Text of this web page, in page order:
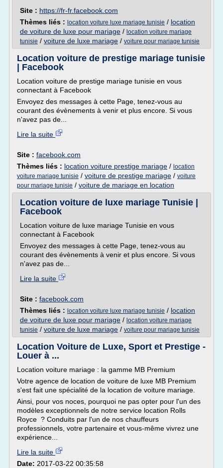
Site : https://fr-fr.facebook.com
Thèmes liés : location voiture luxe mariage tunisie / location
de voiture de luxe pour mariage / location voiture mariage
tunisie / voiture de luxe mariage / voiture pour mariage tunisie
Location voiture de prestige mariage tunisie
| Facebook
Location voiture de prestige mariage tunisie en vous
connectant à Facebook
Envoyez des messages à cette Page, tenez-vous au
courant des évènements à venir et plus encore. Si vous
n'avez pas de...
Lire la suite
Site : facebook.com
Thèmes liés : location voiture prestige mariage / location
voiture mariage tunisie / voiture de prestige mariage / voiture
pour mariage tunisie / voiture de mariage en location
Location voiture de luxe mariage Tunisie |
Facebook
Location voiture de luxe mariage Tunisie en vous
connectant à Facebook
Envoyez des messages à cette Page, tenez-vous au
courant des évènements à venir et plus encore. Si vous
n'avez pas de...
Lire la suite
Site : facebook.com
Thèmes liés : location voiture luxe mariage tunisie / location
de voiture de luxe pour mariage / location voiture mariage
tunisie / voiture de luxe mariage / voiture pour mariage tunisie
Location Voiture de Luxe, Sport et Prestige -
Louer à ...
Location voiture mariage : la gamme MB Premium
Votre agence de location de voiture de luxe MB Premium
s'est fait une spécialité de la location de voiture mariage.
Ainsi, pour vos noces, pourquoi ne pas opter pour l'un des
modèles exceptionnels de notre service location Rolls
Royce ? Conduits par l'un de nos chauffeurs
professionnels, votre partenaire et vous-même vivrez une
expérience...
Lire la suite
Date: 2017-03-22 00:35:58